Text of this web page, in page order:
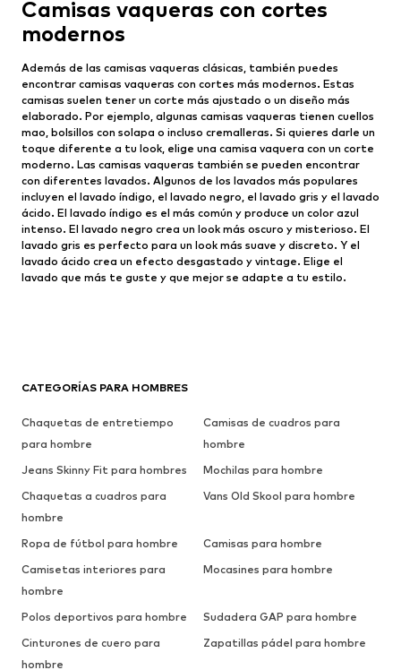
CATEGORÍAS PARA HOMBRES
Chaquetas de entretiempo
para hombre
Camisas de cuadros para
hombre
Jeans Skinny Fit para hombres
Mochilas para hombre
Chaquetas a cuadros para
hombre
Vans Old Skool para hombre
Ropa de fútbol para hombre
Camisas para hombre
Camisetas interiores para
hombre
Mocasines para hombre
Polos deportivos para hombre
Sudadera GAP para hombre
Cinturones de cuero para
hombre
Zapatillas pádel para hombre
Camisas vaqueras con cortes
modernos
Además de las camisas vaqueras clásicas, también puedes
encontrar camisas vaqueras con cortes más modernos. Estas
camisas suelen tener un corte más ajustado o un diseño más
elaborado. Por ejemplo, algunas camisas vaqueras tienen cuellos
mao, bolsillos con solapa o incluso cremalleras. Si quieres darle un
toque diferente a tu look, elige una camisa vaquera con un corte
moderno. Las camisas vaqueras también se pueden encontrar
con diferentes lavados. Algunos de los lavados más populares
incluyen el lavado índigo, el lavado negro, el lavado gris y el lavado
ácido. El lavado índigo es el más común y produce un color azul
intenso. El lavado negro crea un look más oscuro y misterioso. El
lavado gris es perfecto para un look más suave y discreto. Y el
lavado ácido crea un efecto desgastado y vintage. Elige el
lavado que más te guste y que mejor se adapte a tu estilo.